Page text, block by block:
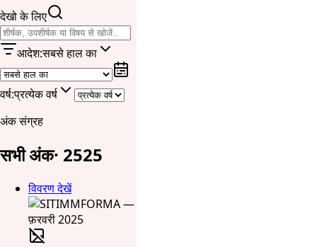
देखो के लिए
आदेश:सबसे हाल का
वर्ष:प्रत्येक वर्ष
अंक संग्रह
सभी अंक· 2525
विवरण देखें